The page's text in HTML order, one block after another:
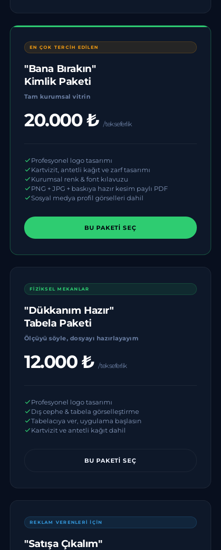
EN ÇOK TERCİH EDİLEN
"Bana Bırakın"
Kimlik Paketi
Tam kurumsal vitrin
20.000 ₺/ tek seferlik
Profesyonel logo tasarımı
Kartvizit, antetli kağıt ve zarf tasarımı
Kurumsal renk & font kılavuzu
PNG + JPG + baskıya hazır kesim paylı PDF
Sosyal medya profil görselleri dahil
BU PAKETI SEÇ
FİZİKSEL MEKANLAR
"Dükkanım Hazır"
Tabela Paketi
Ölçüyü söyle, dosyayı hazırlayayım
12.000 ₺/ tek seferlik
Profesyonel logo tasarımı
Dış cephe & tabela görselleştirme
Tabelacıya ver, uygulama başlasın
Kartvizit ve antetli kağıt dahil
BU PAKETI SEÇ
REKLAM VERENLERİ İÇİN
"Satışa Çıkalım"